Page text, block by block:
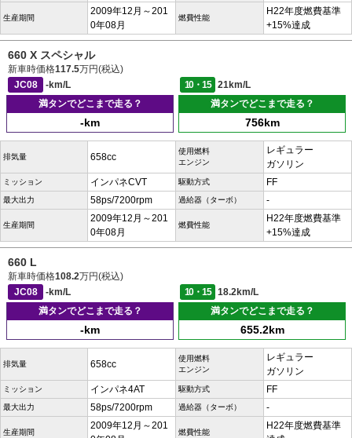
生産期間
2009年12月～201
0年08月
燃費性能
H22年度燃費基準
+15%達成
660 X スペシャル
新車時価格117.5万円(税込)
JC08
-km/L 10・15
21km/L
満タンでどこまで走る？
-km
満タンでどこまで走る？
756km
排気量 658cc
使用燃料
エンジン
レギュラー
ガソリン
ミッション インパネCVT 駆動方式 FF
最大出力 58ps/7200rpm 過給器（ターボ） -
生産期間
2009年12月～201
0年08月
燃費性能
H22年度燃費基準
+15%達成
660 L
新車時価格108.2万円(税込)
JC08
-km/L 10・15
18.2km/L
満タンでどこまで走る？
-km
満タンでどこまで走る？
655.2km
排気量 658cc
使用燃料
エンジン
レギュラー
ガソリン
ミッション インパネ4AT 駆動方式 FF
最大出力 58ps/7200rpm 過給器（ターボ） -
生産期間
2009年12月～201
燃費性能
H22年度燃費基準